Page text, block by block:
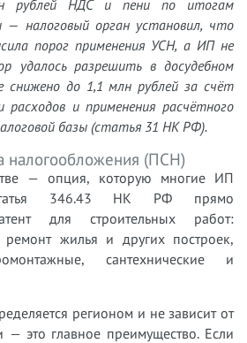
рублей НДС и пени по итогам
— налоговый орган установил, что
порог применения УСН, а ИП не
удалось разрешить в досудебном
снижено до 1,1 млн рублей за счёт
расходов и применения расчётного
базы (статья 31 НК РФ).
налогообложения (ПСН)
— опция, которую многие ИП
Статья 346.43 НК РФ прямо
для строительных работ:
жилья и других построек,
сантехнические и
регионом и не зависит от
— это главное преимущество. Если